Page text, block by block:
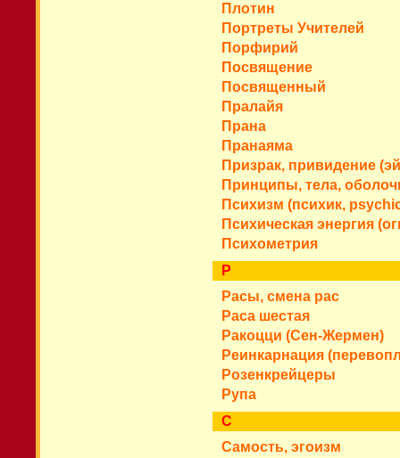
Плотин
Портреты Учителей
Порфирий
Посвящение
Посвященный
Пралайя
Прана
Пранаяма
Призрак, привидение
Принципы, тела,
Психизм (психик,
Психическая энергия
Психометрия
Р
Расы, смена рас
Раса шестая
Ракоцци (Сен-Жермен)
Реинкарнация
Розенкрейцеры
Рупа
С
Самость, эгоизм